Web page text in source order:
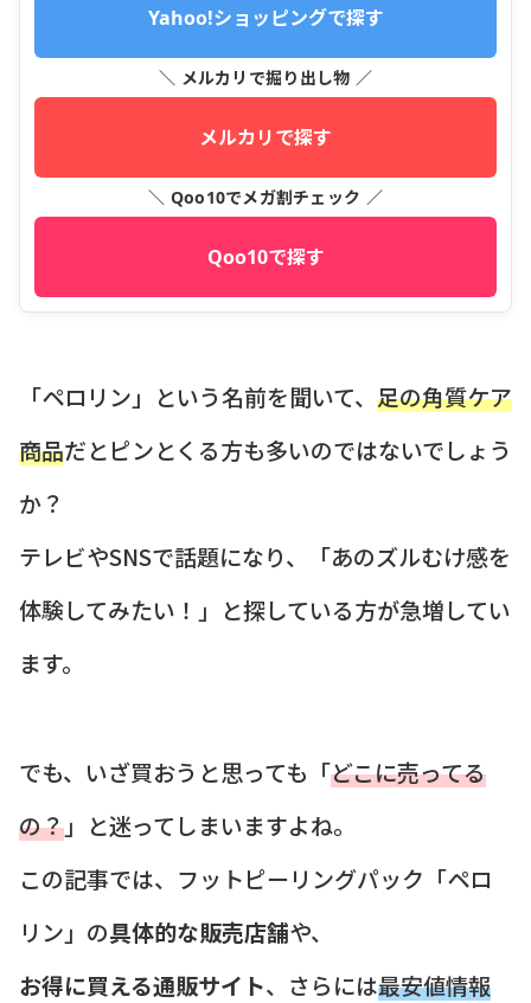
Yahoo!ショッピングで探す
＼ メルカリで掘り出し物 ／
メルカリで探す
＼ Qoo10でメガ割チェック ／
Qoo10で探す
「ペロリン」という名前を聞いて、 足の角質ケア
商品だとピンとくる方も多いのではないでしょう
か？
テレビやSNSで話題になり、「あのズルむけ感を
体験してみたい！」と探している方が急増してい
ます。
でも、いざ買おうと思っても「どこに売ってる
の？」と迷ってしまいますよね。
この記事では、フットピーリングパック「ペロ
リン」の具体的な販売店舗や、
お得に買える通販サイト、さらには最安値情報